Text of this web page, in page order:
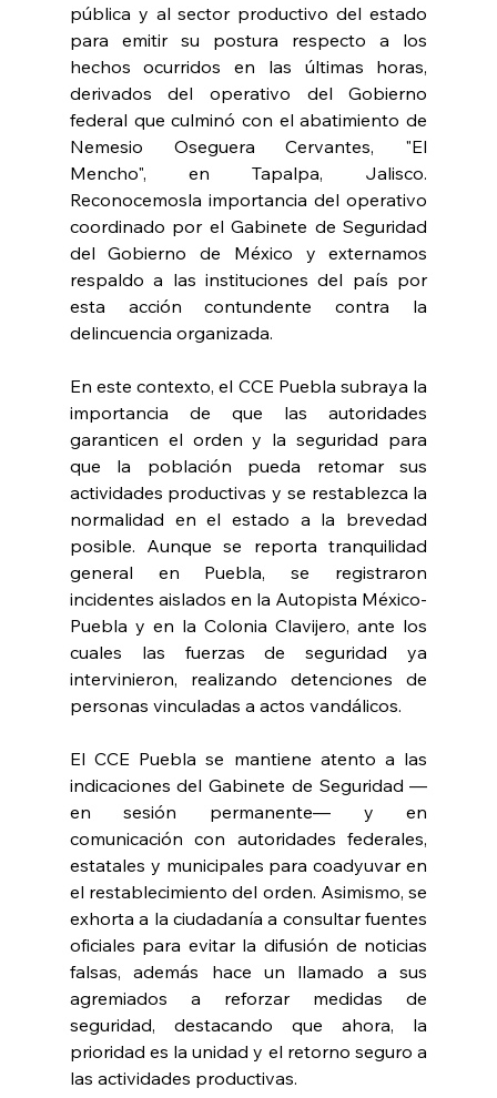
pública y al sector productivo del estado
para emitir su postura respecto a los
hechos ocurridos en las últimas horas,
derivados del operativo del Gobierno
federal que culminó con el abatimiento de
Nemesio Oseguera Cervantes, "El
Mencho", en Tapalpa, Jalisco.
Reconocemosla importancia del operativo
coordinado por el Gabinete de Seguridad
del Gobierno de México y externamos
respaldo a las instituciones del país por
esta acción contundente contra la
delincuencia organizada.
En este contexto, el CCE Puebla subraya la
importancia de que las autoridades
garanticen el orden y la seguridad para
que la población pueda retomar sus
actividades productivas y se restablezca la
normalidad en el estado a la brevedad
posible. Aunque se reporta tranquilidad
general en Puebla, se registraron
incidentes aislados en la Autopista México-
Puebla y en la Colonia Clavijero, ante los
cuales las fuerzas de seguridad ya
intervinieron, realizando detenciones de
personas vinculadas a actos vandálicos.
El CCE Puebla se mantiene atento a las
indicaciones del Gabinete de Seguridad —
en sesión permanente— y en
comunicación con autoridades federales,
estatales y municipales para coadyuvar en
el restablecimiento del orden. Asimismo, se
exhorta a la ciudadanía a consultar fuentes
oficiales para evitar la difusión de noticias
falsas, además hace un llamado a sus
agremiados a reforzar medidas de
seguridad, destacando que ahora, la
prioridad es la unidad y el retorno seguro a
las actividades productivas.